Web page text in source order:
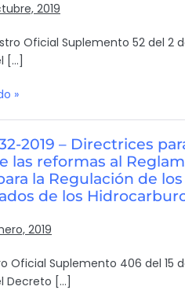
2019
Oficial Suplemento 52 del 2
[…]
»
2019 – Directrices
las reformas al
la Regulación de
de los
2019
Oficial Suplemento 406 del 15
Decreto […]